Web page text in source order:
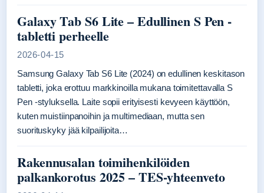
Galaxy Tab S6 Lite – Edullinen S Pen -
tabletti perheelle
2026-04-15
Samsung Galaxy Tab S6 Lite (2024) on edullinen keskitason
tabletti, joka erottuu markkinoilla mukana toimitettavalla S
Pen -styluksella. Laite sopii erityisesti kevyeen käyttöön,
kuten muistiinpanoihin ja multimediaan, mutta sen
suorituskyky jää kilpailijoita…
Rakennusalan toimihenkilöiden
palkankorotus 2025 – TES-yhteenveto